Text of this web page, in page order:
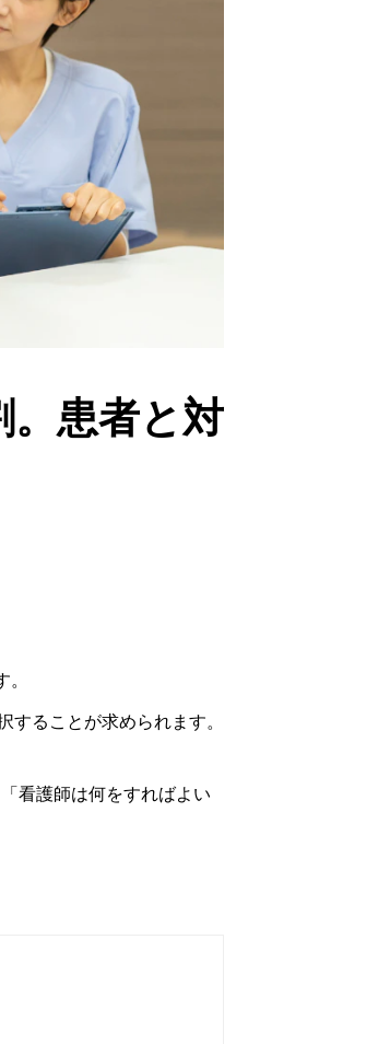
。患者と対
ることが求められます。
看護師は何をすればよい